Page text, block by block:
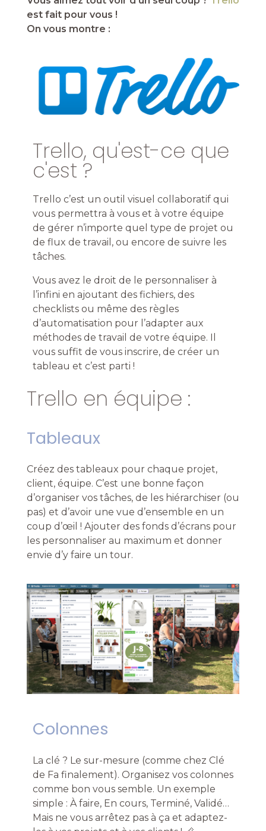
est fait pour vous !
On vous montre :
Trello, qu'est-ce que
c'est ?
Trello c’est un outil visuel collaboratif qui
vous permettra à vous et à votre équipe
de gérer n’importe quel type de projet ou
de flux de travail, ou encore de suivre les
tâches.
Vous avez le droit de le personnaliser à
l’infini en ajoutant des fichiers, des
checklists ou même des règles
d’automatisation pour l’adapter aux
méthodes de travail de votre équipe. Il
vous suffit de vous inscrire, de créer un
tableau et c’est parti !
Trello en équipe :
Tableaux
Créez des tableaux pour chaque projet,
client, équipe. C’est une bonne façon
d’organiser vos tâches, de les hiérarchiser (ou
pas) et d’avoir une vue d’ensemble en un
coup d’œil ! Ajouter des fonds d’écrans pour
les personnaliser au maximum et donner
envie d’y faire un tour.
Colonnes
La clé ? Le sur-mesure (comme chez Clé
de Fa finalement). Organisez vos colonnes
comme bon vous semble. Un exemple
simple : À faire, En cours, Terminé, Validé…
Mais ne vous arrêtez pas à ça et adaptez-